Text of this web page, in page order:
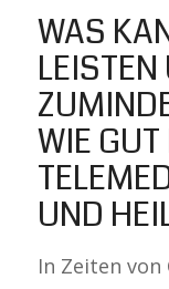
WAS
WIE
UND
In Zeiten